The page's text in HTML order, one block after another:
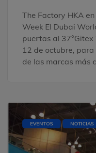
The Factory HKA
Week El Dubai
puertas al 37°Gitex
12 de octubre,
de las marcas más
EVENTOS NOTICIAS